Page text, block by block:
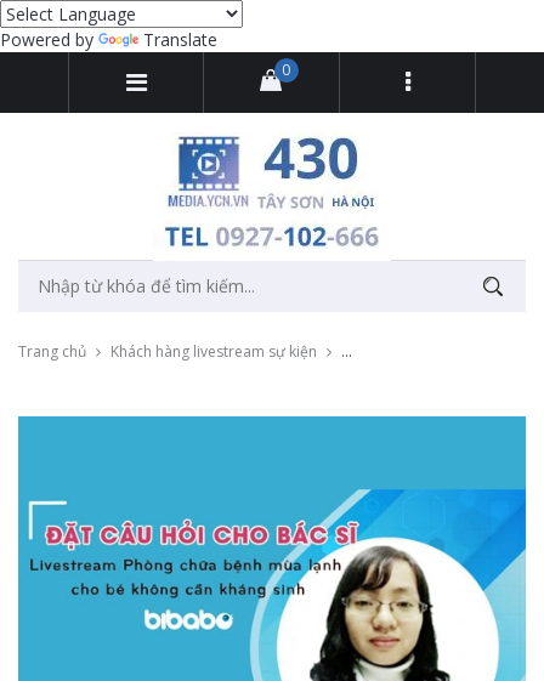
Powered by Translate
0
Trang chủ Khách hàng livestream sự kiện Livestream talkshow "Phòng